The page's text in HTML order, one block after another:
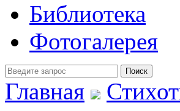
Библиотека
Фотогалерея
Главная